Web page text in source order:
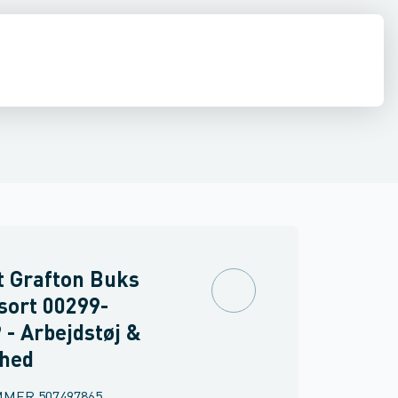
Grafton Buks
00299-
- Arbejdstøj &